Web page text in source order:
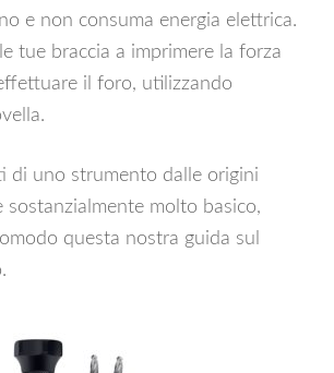
e non consuma energia elettrica.
tue braccia a imprimere la forza
il foro, utilizzando
di uno strumento dalle origini
sostanzialmente molto basico,
questa nostra guida sul